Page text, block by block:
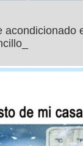
acondicionado